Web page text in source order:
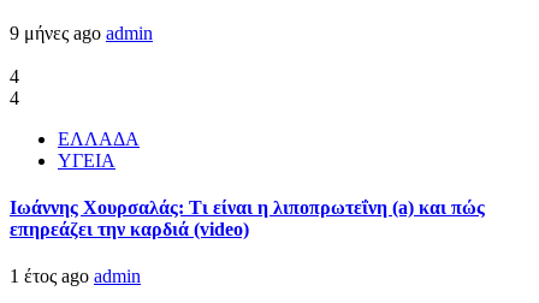
9 μήνες ago admin
4
4
ΕΛΛΑΔΑ
ΥΓΕΙΑ
Ιωάννης Χουρσαλάς: Τι είναι η λιποπρωτεΐνη (a) και πώς
επηρεάζει την καρδιά (video)
1 έτος ago admin